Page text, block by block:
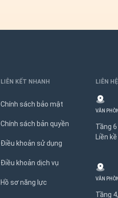
LIÊN KẾT NHANH
Chính sách bảo mật
Chính sách bản quyền
Điều khoản sử dụng
Điều khoản dịch vụ
Hồ sơ năng lực
LIÊN HỆ
VĂN
Tầng
Liền
VĂN
Tầng